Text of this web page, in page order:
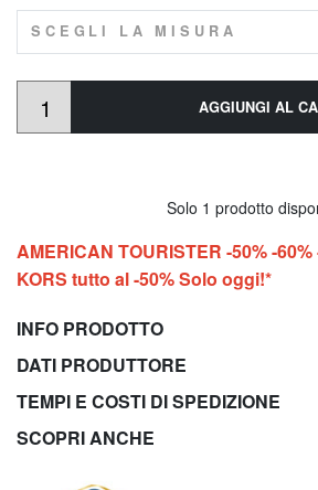
SCEGLI LA MISURA
AGGIUNGI AL
Solo 1 prodotto
AMERICAN TOURISTER -50% -
KORS tutto al -50% Solo oggi!*
INFO PRODOTTO
DATI PRODUTTORE
TEMPI E COSTI DI SPEDIZIONE
SCOPRI ANCHE